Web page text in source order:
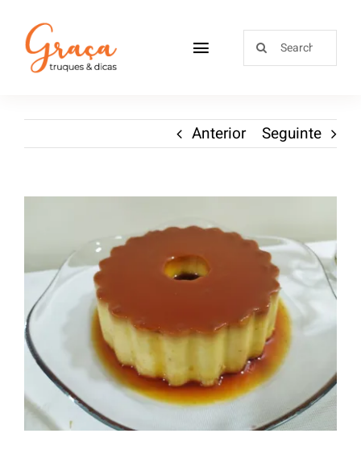
Receitas
Sobre
Blog
Contactos
Anterior Seguinte